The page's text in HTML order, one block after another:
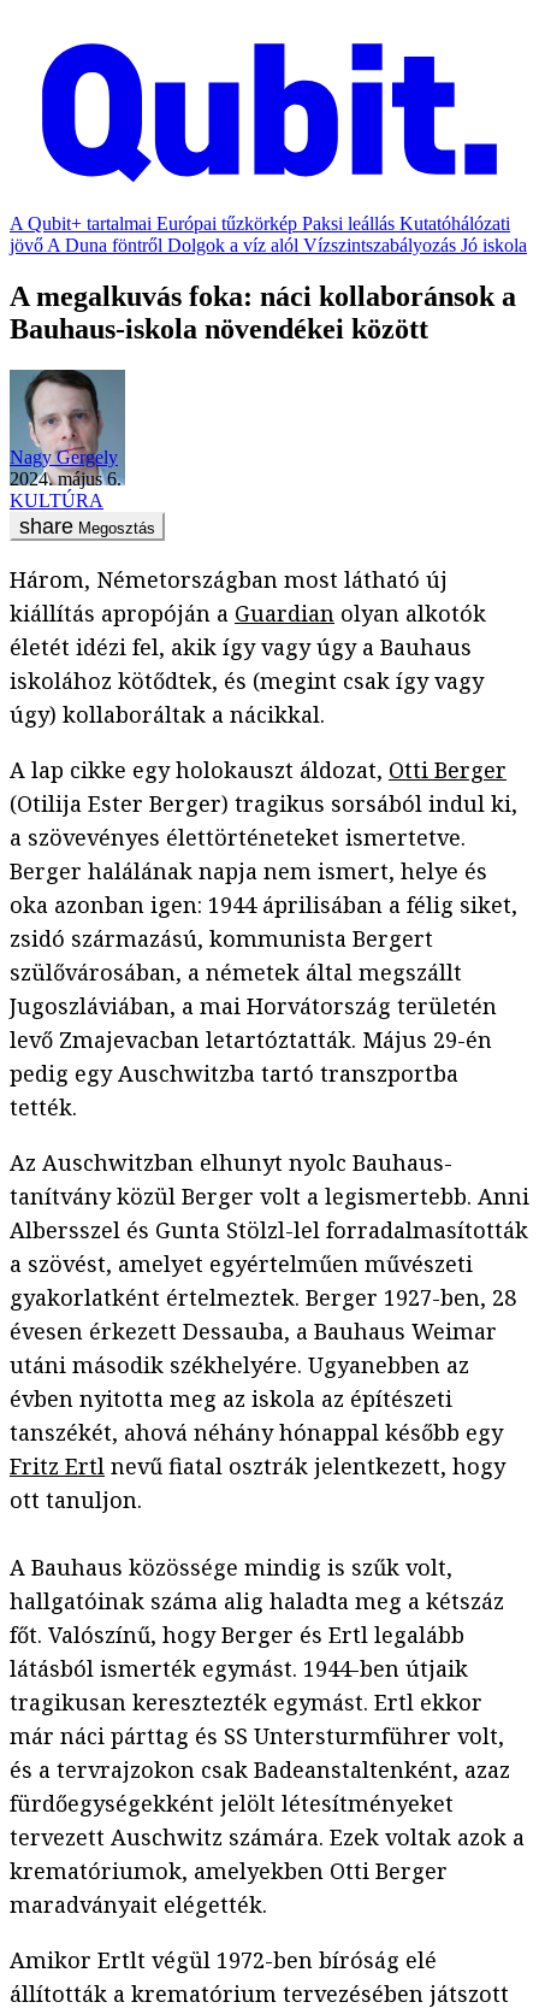
A Qubit+ tartalmai Európai tűzkörkép Paksi leállás Kutatóhálózati
jövő A Duna föntről Dolgok a víz alól Vízszintszabályozás Jó iskola
A megalkuvás foka: náci kollaboránsok a
Bauhaus-iskola növendékei között
Nagy Gergely
2024. május 6.
KULTÚRA
Megosztás
Három, Németországban most látható új
kiállítás apropóján a Guardian olyan alkotók
életét idézi fel, akik így vagy úgy a Bauhaus
iskolához kötődtek, és (megint csak így vagy
úgy) kollaboráltak a nácikkal.
A lap cikke egy holokauszt áldozat, Otti Berger
(Otilija Ester Berger) tragikus sorsából indul ki,
a szövevényes élettörténeteket ismertetve.
Berger halálának napja nem ismert, helye és
oka azonban igen: 1944 áprilisában a félig siket,
zsidó származású, kommunista Bergert
szülővárosában, a németek által megszállt
Jugoszláviában, a mai Horvátország területén
levő Zmajevacban letartóztatták. Május 29-én
pedig egy Auschwitzba tartó transzportba
tették.
Az Auschwitzban elhunyt nyolc Bauhaus-
tanítvány közül Berger volt a legismertebb. Anni
Albersszel és Gunta Stölzl-lel forradalmasították
a szövést, amelyet egyértelműen művészeti
gyakorlatként értelmeztek. Berger 1927-ben, 28
évesen érkezett Dessauba, a Bauhaus Weimar
utáni második székhelyére. Ugyanebben az
évben nyitotta meg az iskola az építészeti
tanszékét, ahová néhány hónappal később egy
Fritz Ertl nevű fiatal osztrák jelentkezett, hogy
ott tanuljon.
A Bauhaus közössége mindig is szűk volt,
hallgatóinak száma alig haladta meg a kétszáz
főt. Valószínű, hogy Berger és Ertl legalább
látásból ismerték egymást. 1944-ben útjaik
tragikusan keresztezték egymást. Ertl ekkor
már náci párttag és SS Untersturmführer volt,
és a tervrajzokon csak Badeanstaltenként, azaz
fürdőegységekként jelölt létesítményeket
tervezett Auschwitz számára. Ezek voltak azok a
krematóriumok, amelyekben Otti Berger
maradványait elégették.
Amikor Ertlt végül 1972-ben bíróság elé
állították a krematórium tervezésében játszott